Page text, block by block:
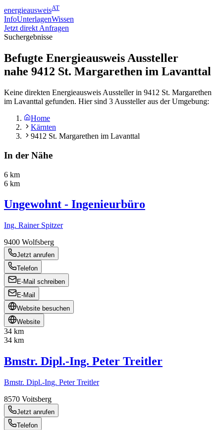
energieausweisAT
InfoUnterlagenWissen
Jetzt direkt Anfragen
Suchergebnisse
Befugte Energieausweis Aussteller
nahe 9412 St. Margarethen im Lavanttal
Keine direkten Energieausweis Aussteller in 9412 St. Margarethen
im Lavanttal gefunden. Hier sind 3 Aussteller aus der Umgebung:
Home
Kärnten
9412 St. Margarethen im Lavanttal
In der Nähe
6 km
6 km
Ungewohnt - Ingenieurbüro
Ing. Rainer Spitzer
9400 Wolfsberg
Jetzt anrufen
Telefon
E-Mail schreiben
E-Mail
Website besuchen
Website
34 km
34 km
Bmstr. Dipl.-Ing. Peter Treitler
Bmstr. Dipl.-Ing. Peter Treitler
8570 Voitsberg
Jetzt anrufen
Telefon